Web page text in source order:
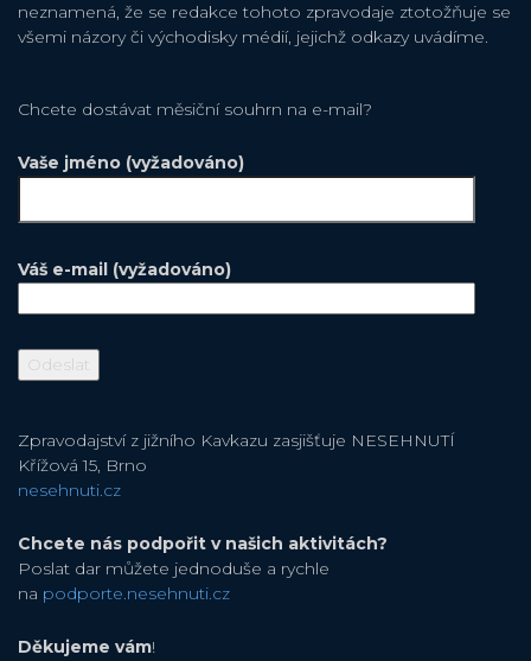
neznamená, že se redakce tohoto zpravodaje ztotožňuje se
všemi názory či východisky médií, jejichž odkazy uvádíme.
Chcete dostávat měsiční souhrn na e-mail?
Vaše jméno (vyžadováno)
Váš e-mail (vyžadováno)
Zpravodajství z jižního Kavkazu zasjišťuje NESEHNUTÍ
Křížová 15, Brno
nesehnuti.cz
Chcete nás podpořit v našich aktivitách?
Poslat dar můžete jednoduše a rychle
na podporte.nesehnuti.cz
Děkujeme vám!